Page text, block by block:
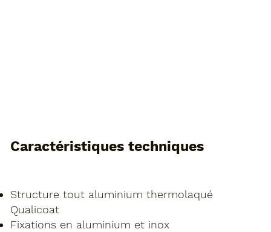
Caractéristiques techniques
Structure tout aluminium thermolaqué
Qualicoat
Fixations en aluminium et inox